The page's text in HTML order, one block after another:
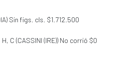
Sin figs. cls. $1.712.500
H, C (CASSINI (IRE)) No corrió $0